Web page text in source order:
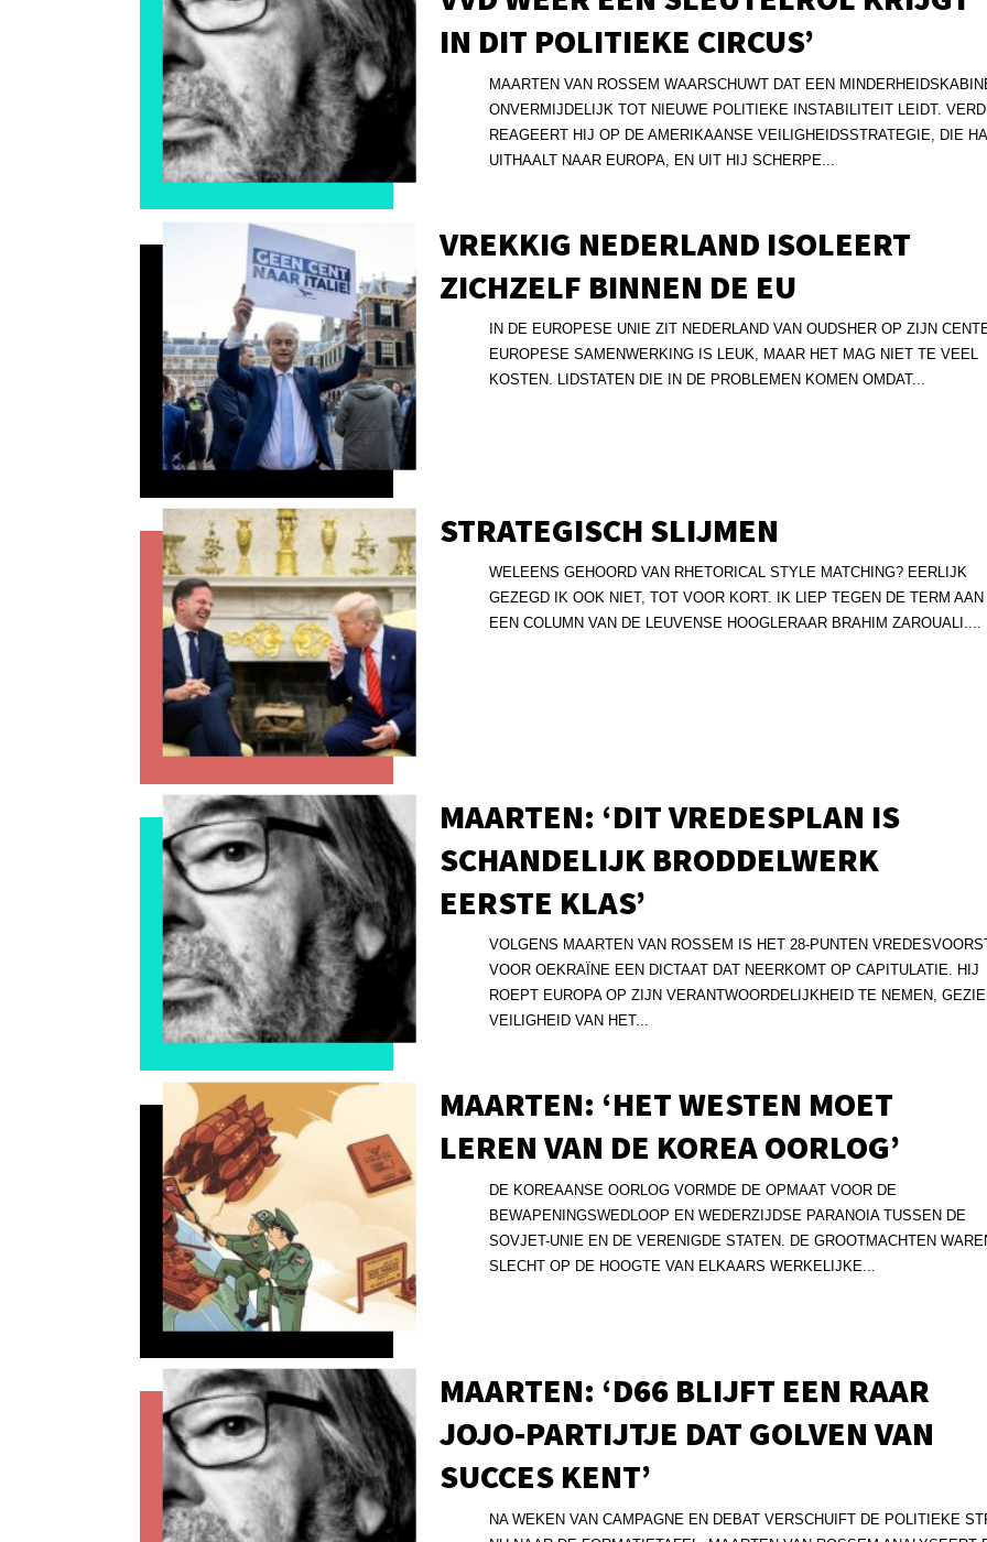
IN DIT POLITIEKE CIRCUS’
MAARTEN VAN ROSSEM WAARSCHUWT DAT EEN
ONVERMIJDELIJK TOT NIEUWE POLITIEKE INSTABILITEIT LEIDT.
REAGEERT HIJ OP DE AMERIKAANSE VEILIGHEIDSSTRATEGIE, DIE
UITHAALT NAAR EUROPA, EN UIT HIJ SCHERPE...
VREKKIG NEDERLAND ISOLEERT
ZICHZELF BINNEN DE EU
IN DE EUROPESE UNIE ZIT NEDERLAND VAN OUDSHER OP ZIJN
EUROPESE SAMENWERKING IS LEUK, MAAR HET MAG NIET TE VEEL
KOSTEN. LIDSTATEN DIE IN DE PROBLEMEN KOMEN OMDAT...
STRATEGISCH SLIJMEN
WELEENS GEHOORD VAN RHETORICAL STYLE MATCHING? EERLIJK
GEZEGD IK OOK NIET, TOT VOOR KORT. IK LIEP TEGEN DE TERM AAN
EEN COLUMN VAN DE LEUVENSE HOOGLERAAR BRAHIM ZAROUALI....
MAARTEN: ‘DIT VREDESPLAN IS
SCHANDELIJK BRODDELWERK
EERSTE KLAS’
VOLGENS MAARTEN VAN ROSSEM IS HET 28-PUNTEN
VOOR OEKRAÏNE EEN DICTAAT DAT NEERKOMT OP CAPITULATIE. HIJ
ROEPT EUROPA OP ZIJN VERANTWOORDELIJKHEID TE NEMEN,
VEILIGHEID VAN HET...
MAARTEN: ‘HET WESTEN MOET
LEREN VAN DE KOREA OORLOG’
DE KOREAANSE OORLOG VORMDE DE OPMAAT VOOR DE
BEWAPENINGSWEDLOOP EN WEDERZIJDSE PARANOIA TUSSEN DE
SOVJET-UNIE EN DE VERENIGDE STATEN. DE GROOTMACHTEN
SLECHT OP DE HOOGTE VAN ELKAARS WERKELIJKE...
MAARTEN: ‘D66 BLIJFT EEN RAAR
JOJO-PARTIJTJE DAT GOLVEN VAN
SUCCES KENT’
NA WEKEN VAN CAMPAGNE EN DEBAT VERSCHUIFT DE POLITIEKE